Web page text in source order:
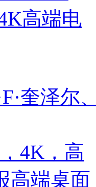
奎泽尔